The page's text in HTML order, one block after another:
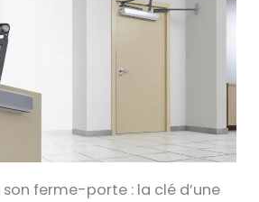
ferme-porte : la clé d’une